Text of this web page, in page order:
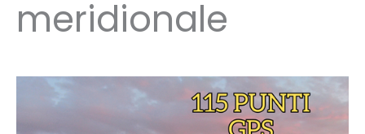
meridionale